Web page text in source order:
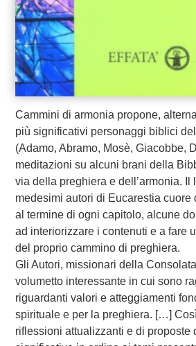
Cammini di armonia propone,
più significativi personaggi biblici
(Adamo, Abramo, Mosè, Giacobbe,
meditazioni su alcuni brani della
via della preghiera e dell’armonia. Il
medesimi autori di Eucarestia cuore
al termine di ogni capitolo, alcune
ad interiorizzare i contenuti e a fare
del proprio cammino di preghiera.
Gli Autori, missionari della
volumetto interessante in cui sono
riguardanti valori e atteggiamenti
spirituale e per la preghiera. […]
riflessioni attualizzanti e di proposte